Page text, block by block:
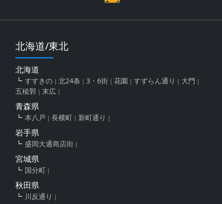
北海道/東北
北海道
すすきの 北24条 3・6街 花園 すずらん通り
大門
五稜郭
末広
青森県
本八戸 長横町 新町通り
岩手県
盛岡大通商店街
宮城県
国分町
秋田県
川反通り